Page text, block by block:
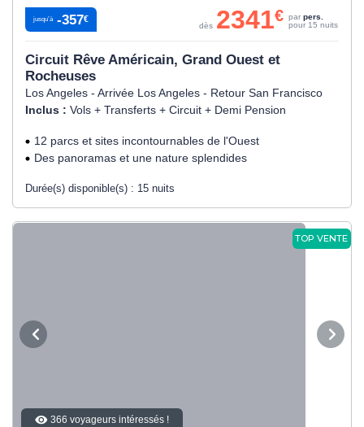
Circuit Rêve Américain, Grand Ouest et
Rocheuses
Los Angeles - Arrivée Los Angeles - Retour San Francisco
Inclus : Vols + Transferts + Circuit + Demi Pension
12 parcs et sites incontournables de l'Ouest
Des panoramas et une nature splendides
Durée(s) disponible(s) : 15 nuits
jusqu’à -357€
dès 2341€ par pers.
pour 15 nuits
TOP VENTE
366 voyageurs intéressés !